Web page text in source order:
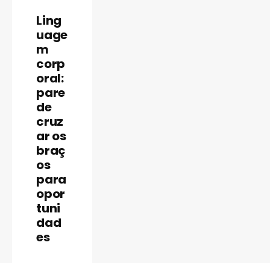
Ling
uage
m
corp
oral:
pare
de
cruz
ar os
braç
os
para
opor
tuni
dad
es
INBRASC